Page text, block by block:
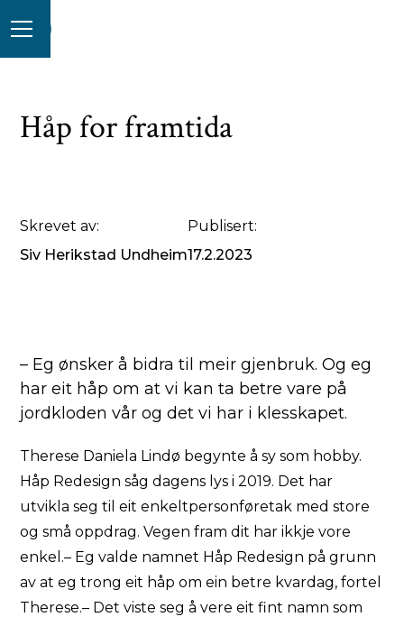
Håp for framtida
Skrevet av:
Siv Herikstad Undheim
Publisert:
17.2.2023
– Eg ønsker å bidra til meir gjenbruk. Og eg
har eit håp om at vi kan ta betre vare på
jordkloden vår og det vi har i klesskapet.
Therese Daniela Lindø begynte å sy som hobby.
Håp Redesign såg dagens lys i 2019. Det har
utvikla seg til eit enkeltpersonføretak med store
og små oppdrag. Vegen fram dit har ikkje vore
enkel.– Eg valde namnet Håp Redesign på grunn
av at eg trong eit håp om ein betre kvardag, fortel
Therese.– Det viste seg å vere eit fint namn som